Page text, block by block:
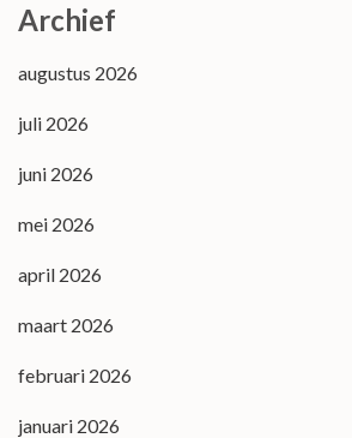
Archief
augustus 2026
juli 2026
juni 2026
mei 2026
april 2026
maart 2026
februari 2026
januari 2026